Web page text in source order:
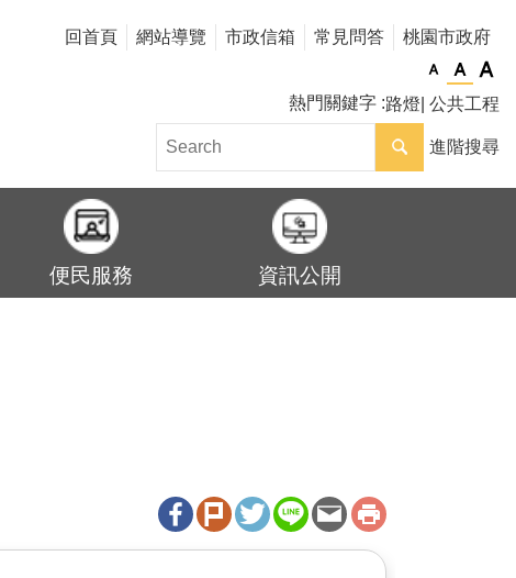
回首頁
網站導覽 市政信箱 常見問答 桃園市政府
熱門關鍵字 路燈 公共工程
進階搜尋
便民服務 資訊公開